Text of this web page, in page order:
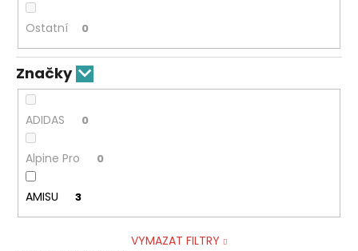
Ostatní 0
Značky
ADIDAS 0
Alpine Pro 0
AMISU 3
VYMAZAT FILTRY